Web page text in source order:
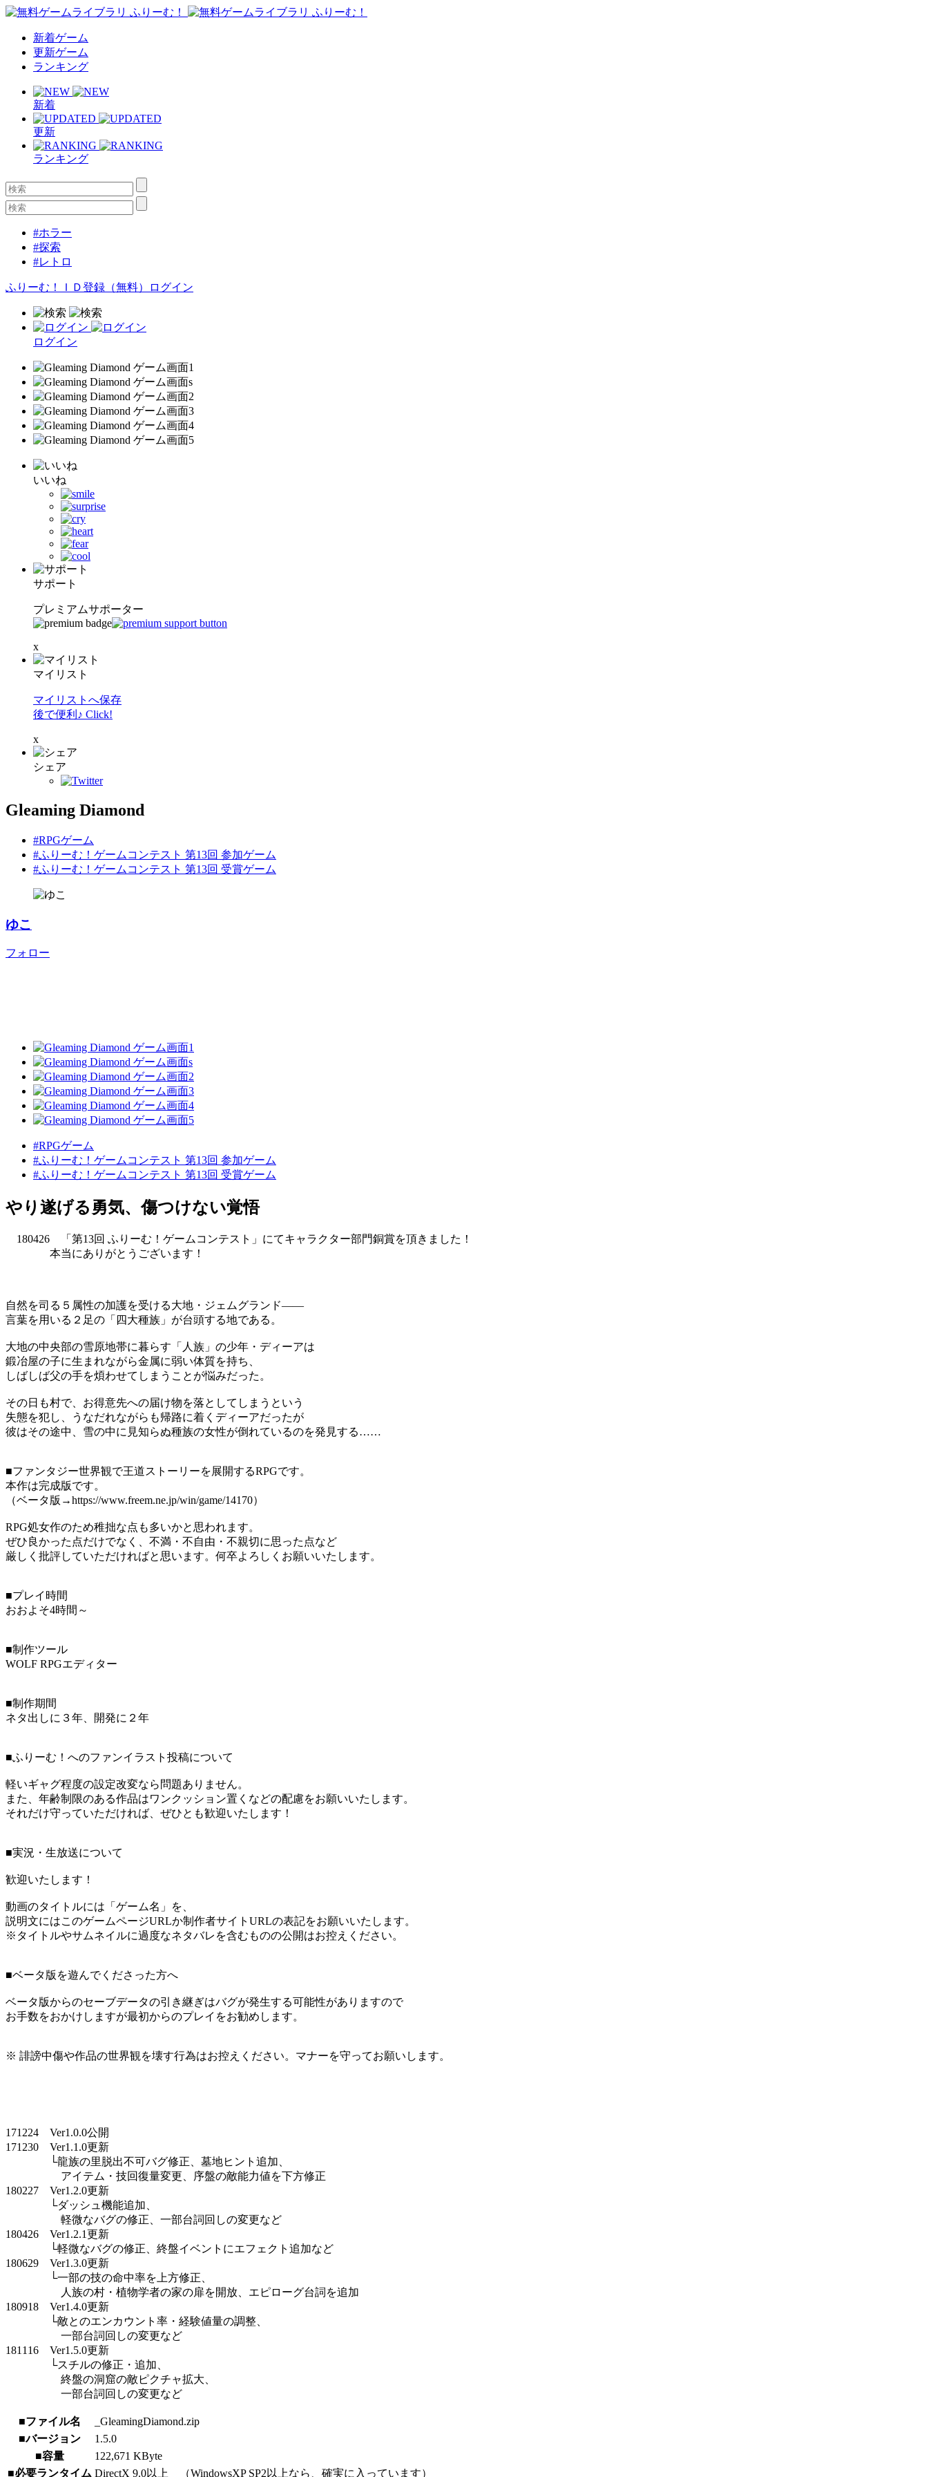
新着ゲーム
更新ゲーム
ランキング
新着
更新
ランキング
#ホラー
#探索
#レトロ
ふりーむ！ＩＤ登録（無料） ログイン
ログイン
いいね
サポート
プレミアムサポーター
x
マイリスト
マイリストへ保存
後で便利♪ Click!
x
シェア
Gleaming Diamond
#RPGゲーム
#ふりーむ！ゲームコンテスト 第13回 参加ゲーム
#ふりーむ！ゲームコンテスト 第13回 受賞ゲーム
ゆこ
フォロー
#RPGゲーム
#ふりーむ！ゲームコンテスト 第13回 参加ゲーム
#ふりーむ！ゲームコンテスト 第13回 受賞ゲーム
やり遂げる勇気、傷つけない覚悟
180426 「第13回 ふりーむ！ゲームコンテスト」にてキャラクター部門銅賞を頂きました！
本当にありがとうございます！
自然を司る５属性の加護を受ける大地・ジェムグランド――
言葉を用いる２足の「四大種族」が台頭する地である。
大地の中央部の雪原地帯に暮らす「人族」の少年・ディーアは
鍛冶屋の子に生まれながら金属に弱い体質を持ち、
しばしば父の手を煩わせてしまうことが悩みだった。
その日も村で、お得意先への届け物を落としてしまうという
失態を犯し、うなだれながらも帰路に着くディーアだったが
彼はその途中、雪の中に見知らぬ種族の女性が倒れているのを発見する……
■ファンタジー世界観で王道ストーリーを展開するRPGです。
本作は完成版です。
（ベータ版→https://www.freem.ne.jp/win/game/14170）
RPG処女作のため稚拙な点も多いかと思われます。
ぜひ良かった点だけでなく、不満・不自由・不親切に思った点など
厳しく批評していただければと思います。何卒よろしくお願いいたします。
■プレイ時間
おおよそ4時間～
■制作ツール
WOLF RPGエディター
■制作期間
ネタ出しに３年、開発に２年
■ふりーむ！へのファンイラスト投稿について
軽いギャグ程度の設定改変なら問題ありません。
また、年齢制限のある作品はワンクッション置くなどの配慮をお願いいたします。
それだけ守っていただければ、ぜひとも歓迎いたします！
■実況・生放送について
歓迎いたします！
動画のタイトルには「ゲーム名」を、
説明文にはこのゲームページURLか制作者サイトURLの表記をお願いいたします。
※タイトルやサムネイルに過度なネタバレを含むものの公開はお控えください。
■ベータ版を遊んでくださった方へ
ベータ版からのセーブデータの引き継ぎはバグが発生する可能性がありますので
お手数をおかけしますが最初からのプレイをお勧めします。
※ 誹謗中傷や作品の世界観を壊す行為はお控えください。マナーを守ってお願いします。
171224 Ver1.0.0公開
171230 Ver1.1.0更新
└龍族の里脱出不可バグ修正、墓地ヒント追加、
アイテム・技回復量変更、序盤の敵能力値を下方修正
180227 Ver1.2.0更新
└ダッシュ機能追加、
軽微なバグの修正、一部台詞回しの変更など
180426 Ver1.2.1更新
└軽微なバグの修正、終盤イベントにエフェクト追加など
180629 Ver1.3.0更新
└一部の技の命中率を上方修正、
人族の村・植物学者の家の扉を開放、エピローグ台詞を追加
180918 Ver1.4.0更新
└敵とのエンカウント率・経験値量の調整、
一部台詞回しの変更など
181116 Ver1.5.0更新
└スチルの修正・追加、
終盤の洞窟の敵ピクチャ拡大、
一部台詞回しの変更など
■ファイル名
_GleamingDiamond.zip
■バージョン
1.5.0
■容量
122,671 KByte
■必要ランタイム DirectX 9.0以上 （WindowsXP SP2以上なら、確実に入っています）